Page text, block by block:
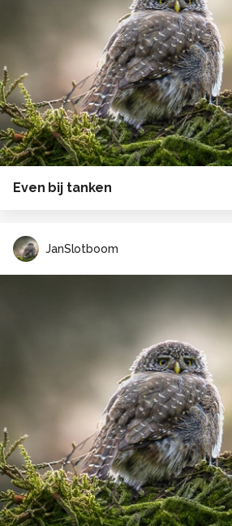
Even bij tanken
JanSlotboom